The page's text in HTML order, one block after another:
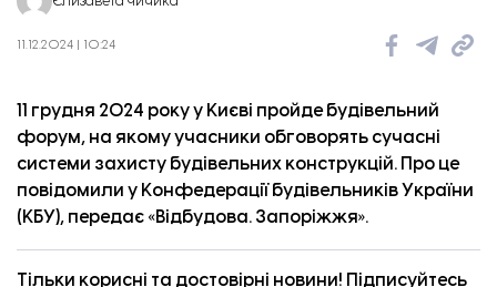
11.12.2024 | 10:24
11 грудня 2024 року у Києві пройде будівельний
форум, на якому учасники обговорять сучасні
системи захисту будівельних конструкцій. Про це
повідомили у Конфедерації будівельників України
(КБУ), передає «Відбудова. Запоріжжя».
Тільки корисні та достовірні новини! Підписуйтесь